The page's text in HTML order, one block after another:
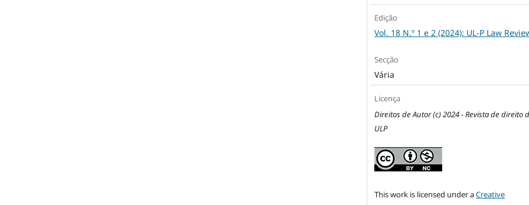
Edição
Vol. 18 N.º 1 e 2 (2024): UL-P Law
Secção
Vária
Licença
Direitos de Autor (c) 2024 - Revista de direito
ULP
This work is licensed under aCreative